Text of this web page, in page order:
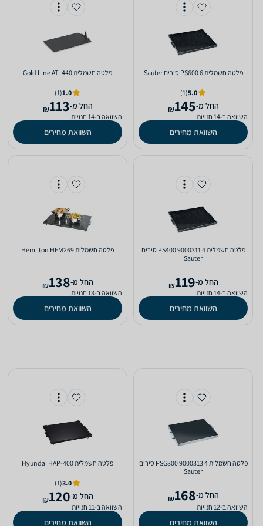
פלטה חשמלית PS600 6 סירים Sauter
5.0
(1)
‫החל מ-145
₪
השוואה ב-14 חנויות
השוואת מחירים
פלטה חשמלית Gold Line ATL440
1.0
(1)
‫החל מ-113
₪
השוואה ב-14 חנויות
השוואת מחירים
פלטה חשמלית PS400 9000311 4 סירים
Sauter
‫החל מ-119
₪
השוואה ב-14 חנויות
השוואת מחירים
פלטה חשמלית Hemilton HEM269
‫החל מ-138
₪
השוואה ב-13 חנויות
השוואת מחירים
פלטה חשמלית PSG800 9000313 4 סירים
Sauter
‫החל מ-168
₪
השוואה ב-12 חנויות
השוואת מחירים
פלטה חשמלית Hyundai HAP-400
3.0
(1)
‫החל מ-120
₪
השוואה ב-11 חנויות
השוואת מחירים